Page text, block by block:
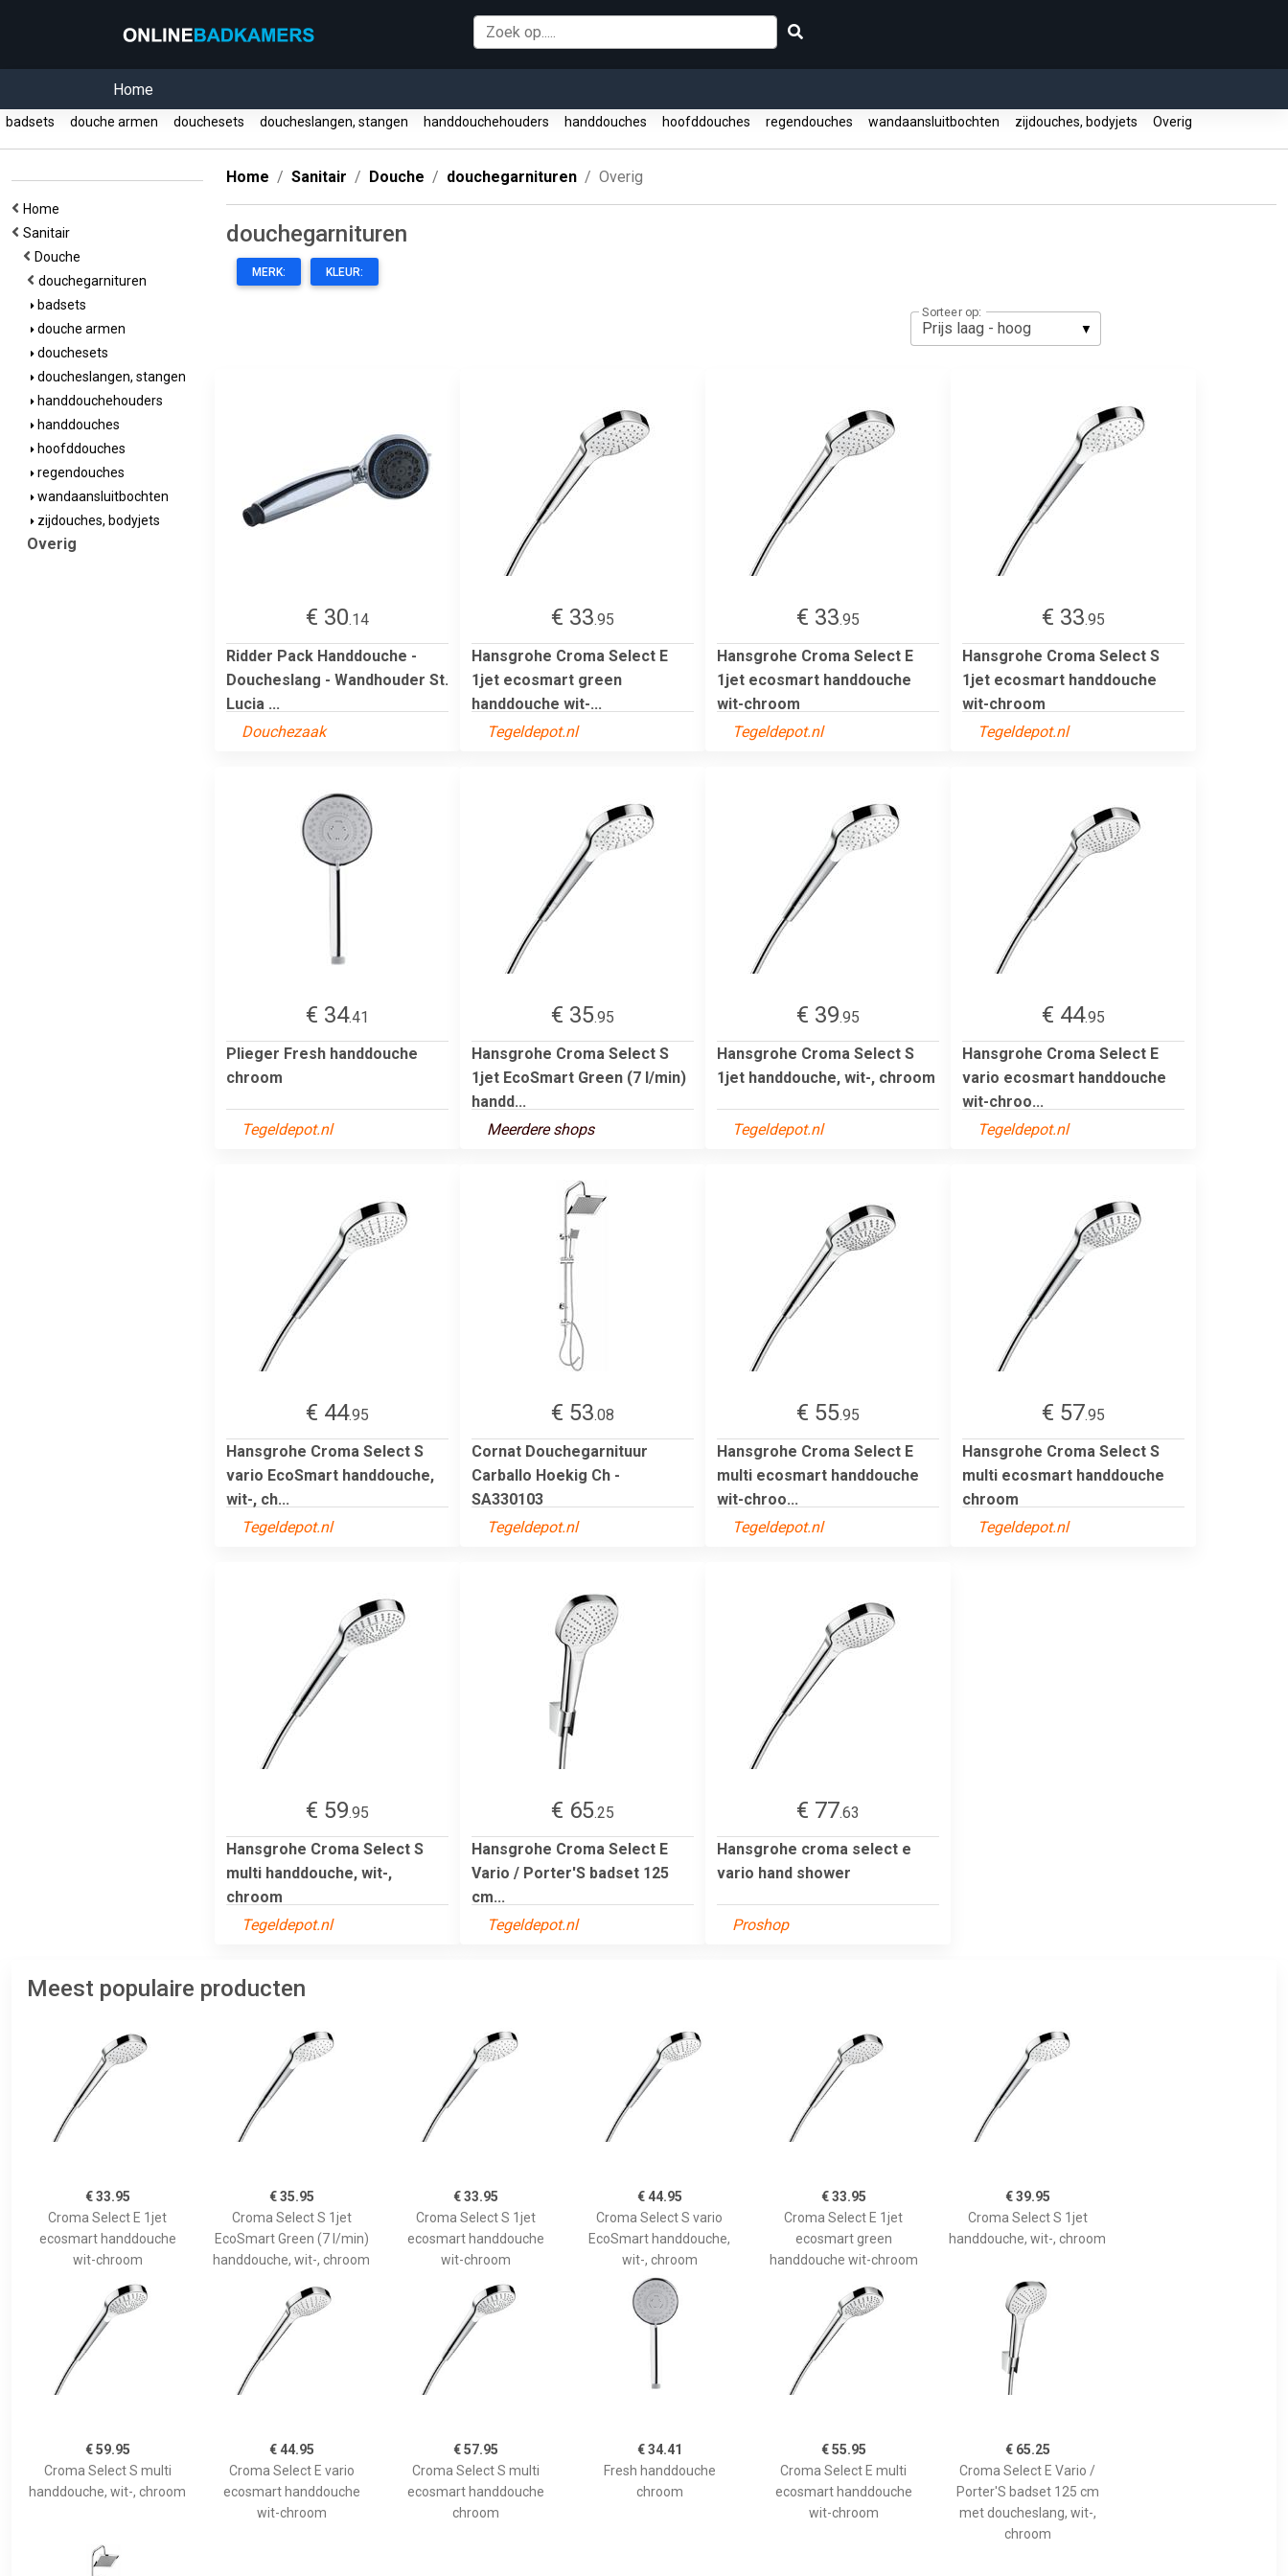
Home
badsets douche armen douchesets doucheslangen, stangen handdouchehouders handdouches hoofddouches regendouches wandaansluitbochten zijdouches, bodyjets Overig
Home
Sanitair
Douche
douchegarnituren
badsets
douche armen
douchesets
doucheslangen, stangen
handdouchehouders
handdouches
hoofddouches
regendouches
wandaansluitbochten
zijdouches, bodyjets
Overig
Home Sanitair Douche douchegarnituren Overig
douchegarnituren
MERK: KLEUR:
Sorteer op:
€ 30.14
Ridder Pack Handdouche -
Doucheslang - Wandhouder St.
Lucia ...
Douchezaak
€ 33.95
Hansgrohe Croma Select E
1jet ecosmart green
handdouche wit-...
Tegeldepot.nl
€ 33.95
Hansgrohe Croma Select E
1jet ecosmart handdouche
wit-chroom
Tegeldepot.nl
€ 33.95
Hansgrohe Croma Select S
1jet ecosmart handdouche
wit-chroom
Tegeldepot.nl
€ 34.41
Plieger Fresh handdouche
chroom
Tegeldepot.nl
€ 35.95
Hansgrohe Croma Select S
1jet EcoSmart Green (7 l/min)
handd...
Meerdere shops
€ 39.95
Hansgrohe Croma Select S
1jet handdouche, wit-, chroom
Tegeldepot.nl
€ 44.95
Hansgrohe Croma Select E
vario ecosmart handdouche
wit-chroo...
Tegeldepot.nl
€ 44.95
Hansgrohe Croma Select S
vario EcoSmart handdouche,
wit-, ch...
Tegeldepot.nl
€ 53.08
Cornat Douchegarnituur
Carballo Hoekig Ch -
SA330103
Tegeldepot.nl
€ 55.95
Hansgrohe Croma Select E
multi ecosmart handdouche
wit-chroo...
Tegeldepot.nl
€ 57.95
Hansgrohe Croma Select S
multi ecosmart handdouche
chroom
Tegeldepot.nl
€ 59.95
Hansgrohe Croma Select S
multi handdouche, wit-,
chroom
Tegeldepot.nl
€ 65.25
Hansgrohe Croma Select E
Vario / Porter'S badset 125
cm...
Tegeldepot.nl
€ 77.63
Hansgrohe croma select e
vario hand shower
Proshop
Meest populaire producten
€ 33.95
Croma Select E 1jet
ecosmart handdouche
wit-chroom
€ 35.95
Croma Select S 1jet
EcoSmart Green (7 l/min)
handdouche, wit-, chroom
€ 33.95
Croma Select S 1jet
ecosmart handdouche
wit-chroom
€ 44.95
Croma Select S vario
EcoSmart handdouche,
wit-, chroom
€ 33.95
Croma Select E 1jet
ecosmart green
handdouche wit-chroom
€ 39.95
Croma Select S 1jet
handdouche, wit-, chroom
€ 59.95
Croma Select S multi
handdouche, wit-, chroom
€ 44.95
Croma Select E vario
ecosmart handdouche
wit-chroom
€ 57.95
Croma Select S multi
ecosmart handdouche
chroom
€ 34.41
Fresh handdouche
chroom
€ 55.95
Croma Select E multi
ecosmart handdouche
wit-chroom
€ 65.25
Croma Select E Vario /
Porter'S badset 125 cm
met doucheslang, wit-,
chroom